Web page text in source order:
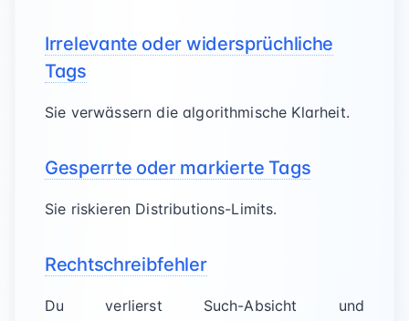
Irrelevante oder widersprüchliche
Tags
Sie verwässern die algorithmische Klarheit.
Gesperrte oder markierte Tags
Sie riskieren Distributions-Limits.
Rechtschreibfehler
Du verlierst Such-Absicht und